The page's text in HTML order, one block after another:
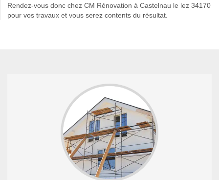
Rendez-vous donc chez CM Rénovation à Castelnau le lez 34170
pour vos travaux et vous serez contents du résultat.